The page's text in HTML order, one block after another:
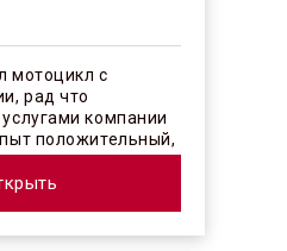
мотоцикл с
рад что
компании
положительный,
...